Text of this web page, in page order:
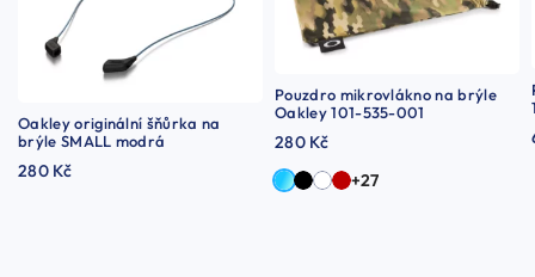
Oakley originální šňůrka na
brýle SMALL modrá
280 Kč
Pouzdro mikrovlákno na brýle
Oakley 101-535-001
280 Kč
+27